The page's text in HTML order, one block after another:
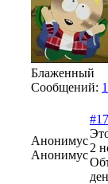
Блаженный
Сообщений:
Анонимус
Анонимус
#17
2